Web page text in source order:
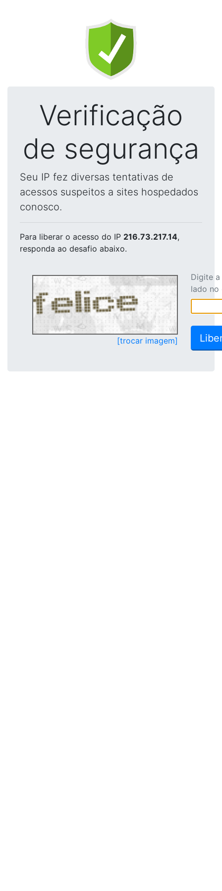
Verificação
de segurança
Seu IP fez diversas tentativas de
acessos suspeitos a sites hospedados
conosco.
Para liberar o acesso do IP 216.73.217.14,
responda ao desafio abaixo.
[trocar imagem]
Digite
lado no